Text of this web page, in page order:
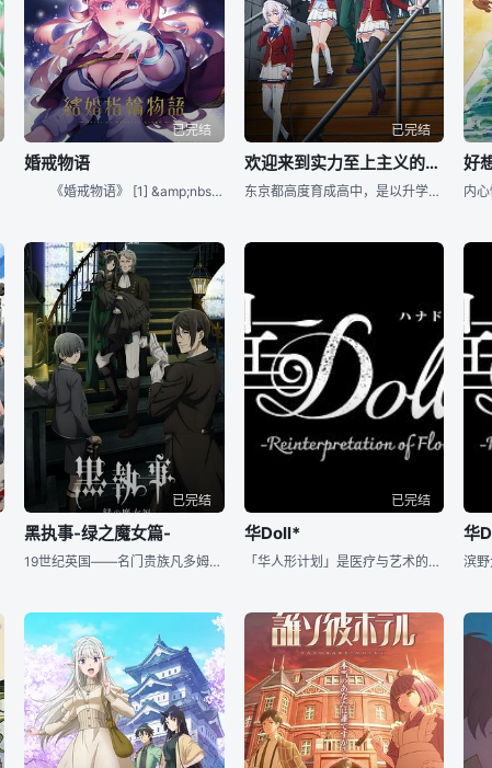
已完结
婚戒物语
《婚戒物语》 [1] &amp;nbsp;是漫画组合麦比（めいびい）创作，新连载于2014年03月25日发售的月刊杂志《Big Gangan》4月刊上的漫画作品。近日宣布动画化
已完结
欢迎来到实力至上主义的教室第三季
东京都高度育成高中，是以升学率、就业率100%为荣，每月支付相当于10万日元金...
好
已完结
黑执事-绿之魔女篇-
19世纪英国——名门贵族凡多姆海威家的管家塞巴斯蒂安·米卡利斯和13岁的主人夏尔·凡多姆海威一起以“女王的看门狗”的身分负责地下社会的肮脏工作。 &nbsp; &nbsp; &nbsp; &nbsp;
已完结
华Doll*
「华人形计划」是医疗与艺术的融合，在人体里埋入花朵种子的胶囊， &nbsp; &nbsp; &nbsp; &nbsp; &nbsp; &nbsp; &nbsp; &nbsp; &nbsp; &nbsp
华